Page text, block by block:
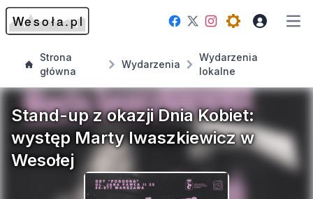
Facebook
TwitterInstagram
Open theme
Strona
główna
Wydarzenia
Wydarzenia
lokalne
Stand-up z okazji Dnia Kobiet:
występ Marty Iwaszkiewicz w
Wesołej